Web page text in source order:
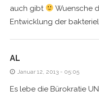
auch gibt
Wuensche
Entwicklung der
AL
Januar 12, 2013 - 05:05
Es lebe die Bürokratie